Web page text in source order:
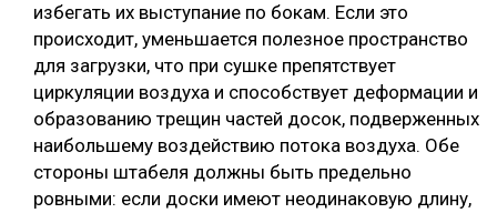
избегать их выступание по бокам. Если это
происходит, уменьшается полезное пространство
для загрузки, что при сушке препятствует
циркуляции воздуха и способствует деформации и
образованию трещин частей досок, подверженных
наибольшему воздействию потока воздуха. Обе
стороны штабеля должны быть предельно
ровными: если доски имеют неодинаковую длину,